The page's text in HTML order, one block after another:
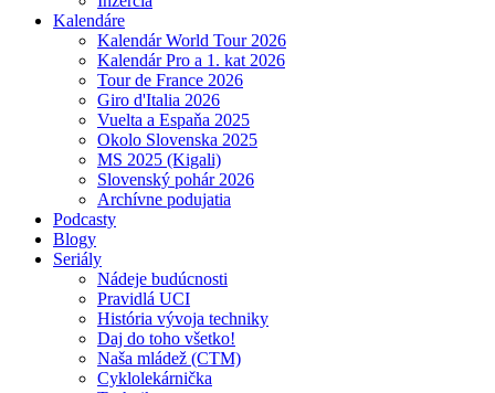
Kalendáre
Kalendár World Tour 2026
Kalendár Pro a 1. kat 2026
Tour de France 2026
Giro d'Italia 2026
Vuelta a Espaňa 2025
Okolo Slovenska 2025
MS 2025 (Kigali)
Slovenský pohár 2026
Archívne podujatia
Podcasty
Blogy
Seriály
Nádeje budúcnosti
Pravidlá UCI
História vývoja techniky
Daj do toho všetko!
Naša mládež (CTM)
Cyklolekárnička